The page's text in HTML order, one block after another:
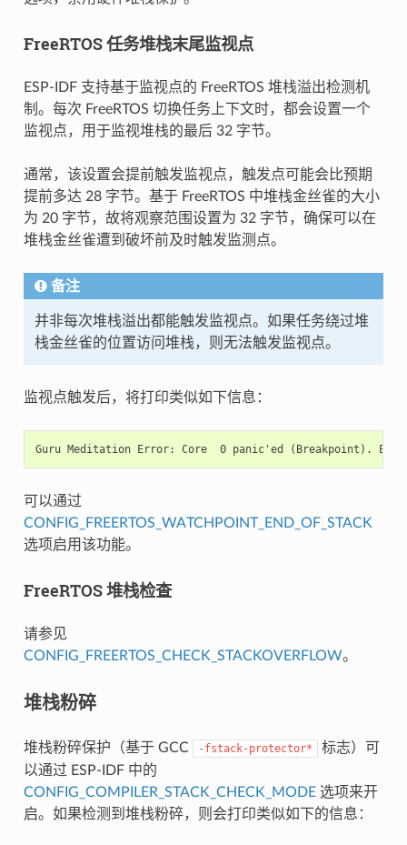
FreeRTOS 任务堆栈末尾监视点
ESP-IDF 支持基于监视点的 FreeRTOS 堆栈溢出检测机
制。每次 FreeRTOS 切换任务上下文时，都会设置一个
监视点，用于监视堆栈的最后 32 字节。
通常，该设置会提前触发监视点，触发点可能会比预期
提前多达 28 字节。基于 FreeRTOS 中堆栈金丝雀的大小
为 20 字节，故将观察范围设置为 32 字节，确保可以在
堆栈金丝雀遭到破坏前及时触发监测点。
备注
并非每次堆栈溢出都能触发监视点。如果任务绕过堆
栈金丝雀的位置访问堆栈，则无法触发监视点。
监视点触发后，将打印类似如下信息：
可以通过
CONFIG_FREERTOS_WATCHPOINT_END_OF_STACK
选项启用该功能。
FreeRTOS 堆栈检查
请参见
CONFIG_FREERTOS_CHECK_STACKOVERFLOW。
堆栈粉碎
堆栈粉碎保护（基于 GCC -fstack-protector*
标志）可
以通过 ESP-IDF 中的
CONFIG_COMPILER_STACK_CHECK_MODE选项来开
启。如果检测到堆栈粉碎，则会打印类似如下的信息：